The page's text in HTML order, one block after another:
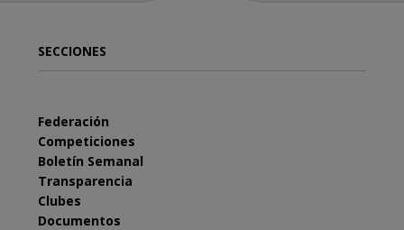
SECCIONES
Federación
Competiciones
Boletín Semanal
Transparencia
Clubes
Documentos